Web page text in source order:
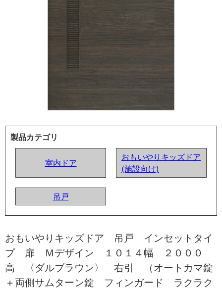
製品カテゴリ
室内ドア
おもいやりキッズドア
(施設向け)
吊戸
おもいやりキッズドア 吊戸 インセットタイ
プ 扉 Ｍデザイン １０１４幅 ２０００
高 〈ダルブラウン〉 右引 （オートカマ錠
＋両側サムターン錠 フィンガード ラクラク